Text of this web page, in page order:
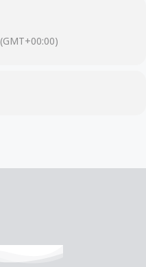
(GMT+00:00)